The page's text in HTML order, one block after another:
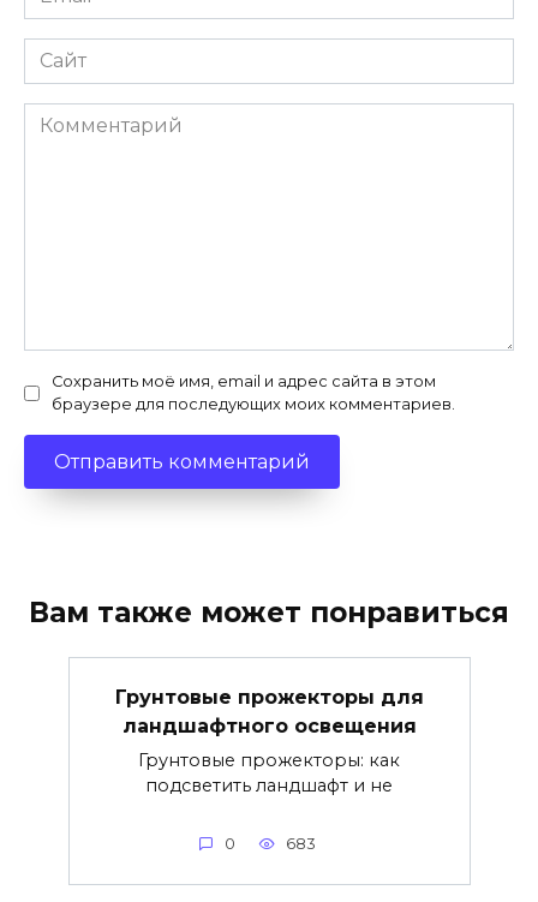
*
Сайт
Комментарий
Сохранить моё имя, email и адрес сайта в этом
браузере для последующих моих комментариев.
Вам также может понравиться
Грунтовые прожекторы для
ландшафтного освещения
Грунтовые прожекторы: как
подсветить ландшафт и не
0 683